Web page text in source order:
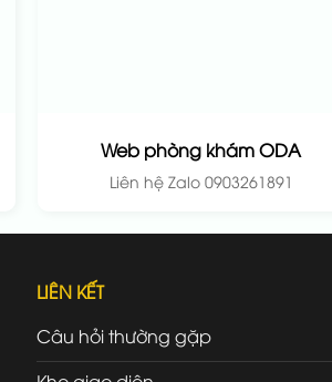
Web phòng khám ODA
Liên hệ Zalo 0903261891
LIÊN KẾT
Câu hỏi thường gặp